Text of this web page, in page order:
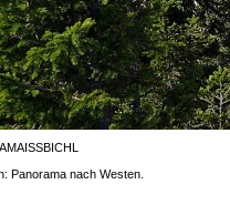
Panorama nach Westen.